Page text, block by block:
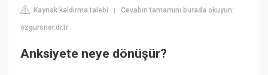
Kaynak kaldırma talebi |Cevabın tamamını burada okuyun:
ozguroner.dr.tr
Anksiyete neye dönüşür?